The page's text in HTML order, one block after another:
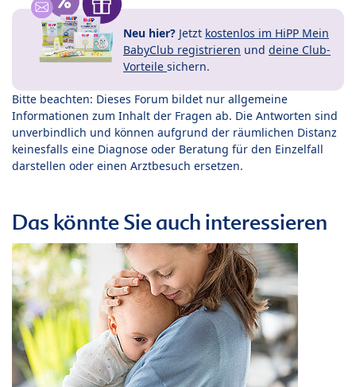
Neu hier? Jetzt kostenlos im HiPP Mein
BabyClub registrieren und deine Club-
Vorteile sichern.
Bitte beachten: Dieses Forum bildet nur allgemeine
Informationen zum Inhalt der Fragen ab. Die Antworten sind
unverbindlich und können aufgrund der räumlichen Distanz
keinesfalls eine Diagnose oder Beratung für den Einzelfall
darstellen oder einen Arztbesuch ersetzen.
Das könnte Sie auch interessieren